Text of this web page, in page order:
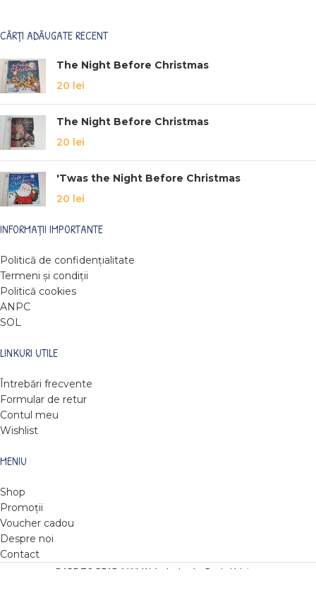
CĂRȚI ADĂUGATE RECENT
The Night Before Christmas
20 lei
The Night Before Christmas
20 lei
'Twas the Night Before Christmas
20 lei
INFORMAȚII IMPORTANTE
Politică de confidențialitate
Termeni și condiții
Politică cookies
ANPC
SOL
LINKURI UTILE
Întrebări frecvente
Formular de retur
Contul meu
Wishlist
MENIU
Shop
Promoții
Voucher cadou
Despre noi
Contact
DARE TO READ 2022 Web design by Roxie Hristev